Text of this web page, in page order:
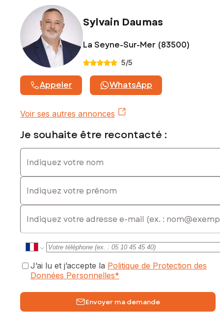
Prix de vente honoraires d'agence inclus : 185 000 €
Prix de vente hors honoraires d'agence : 177 000 €
Honoraires charge acquéreur : 8 000 € soit 4,52 % TTC de
la valeur du bien hors honoraires
0668408259, E-mail : sylvain.daumas@safti.fr - EI - Agent
commercial immatriculé au RSAC de Toulon sous le numéro
Sylvain Daumas
La Seyne-Sur-Mer (83500)
5/5
Appeler WhatsApp
Voir ses autres annonces
Je souhaite être recontacté :
Indiquez votre nom
Indiquez votre prénom
E-mail
J’ai lu et j’accepte la Politique de Protection des
Données Personnelles*
Envoyer ma demande